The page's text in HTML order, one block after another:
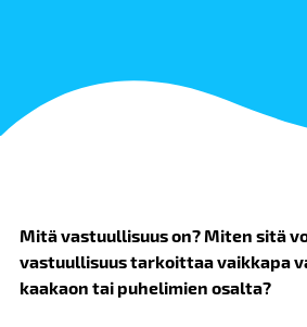
Mitä vastuullisuus on? Miten sitä
vastuullisuus tarkoittaa vaikkapa
kaakaon tai puhelimien osalta?